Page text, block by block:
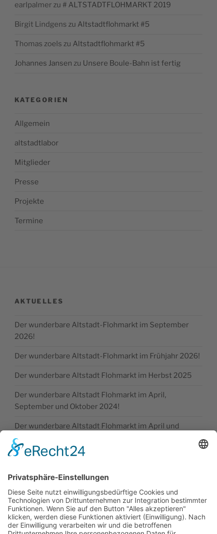
earlpalmer zu # ALTSTADTFLOHMARKT 2019
Birgit Lindgens zu Altstadtflohmarkt #5
Thomas zoels zu Altstadtflohmarkt #5
Johannes Jansen zu Unsere Boule-Bahn ist fertig
KATEGORIEN
Allgemein
altstadtlabor
Mitglieder
Presse
Projekte
Termine
AKTUELLES
Der wunderbare Altstadt-Flohmarkt im September
2026!
Der wunderbare Altstadt-Flohmarkt im Frühjahr 2026!
Der wunderbare Altstadt Flohmarkt im Herbst 2025
Der wunderbare Altstadt Flohmarkt im April,
September und Oktober 2024!
Der wunderbare Altstadt Flohmarkt im April und
Oktober 2024!
SONSTIGE
Kontakt
Facebook